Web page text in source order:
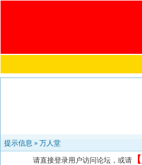
提示信息 » 万人堂
请直接登录用户访问论坛，或请 【